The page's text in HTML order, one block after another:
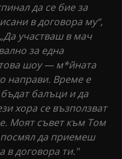
да се бие за
в договора му“,
участваш в мач
за една
това шоу — м*йната
направи. Време е
балъци и да
хора се възползват
Моят съвет към Том
да приемеш
в договора ти."